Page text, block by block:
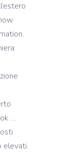
…
elevati.